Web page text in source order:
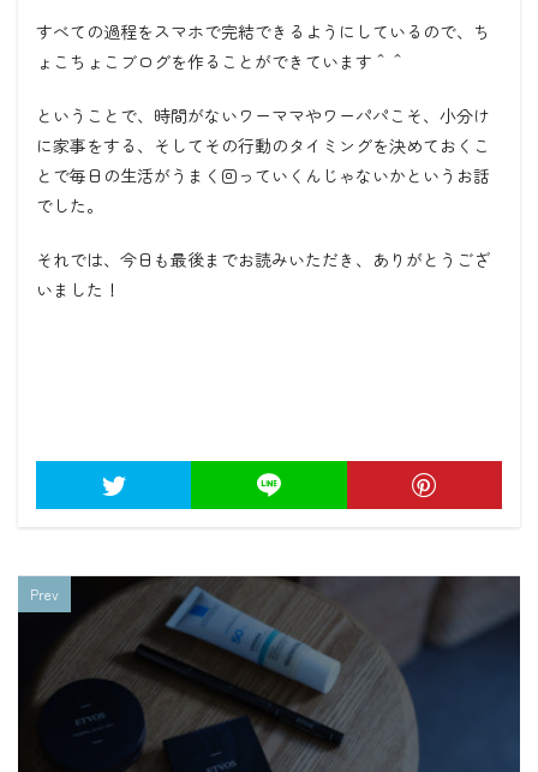
すべての過程をスマホで完結できるようにしているので、ち
ょこちょこブログを作ることができています＾＾
ということで、時間がないワーママやワーパパこそ、小分け
に家事をする、そしてその行動のタイミングを決めておくこ
とで毎日の生活がうまく回っていくんじゃないかというお話
でした。
それでは、今日も最後までお読みいただき、ありがとうござ
いました！
Prev